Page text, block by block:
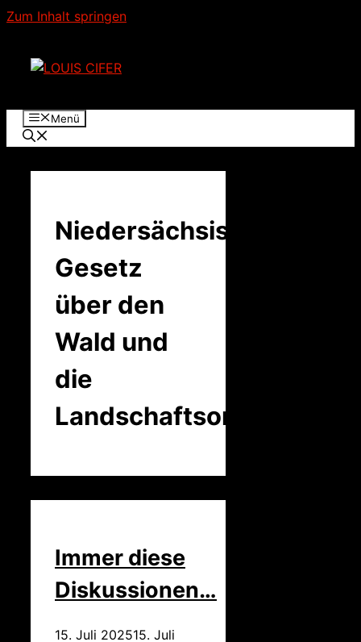
Zum Inhalt springen
Menü
Niedersächsischen
Gesetz
über den
Wald und
die
Landschaftsordnung
Immer diese
Diskussionen…
15. Juli 202515. Juli